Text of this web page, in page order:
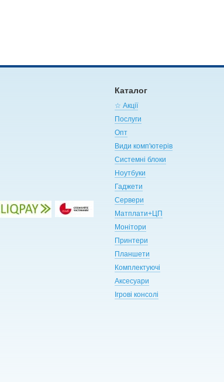
Каталог
☆ Акції
Послуги
Опт
Види комп'ютерів
Системні блоки
Ноутбуки
Гаджети
Сервери
Матплати+ЦП
Монітори
Принтери
Планшети
Комплектуючі
Аксесуари
Ігрові консолі